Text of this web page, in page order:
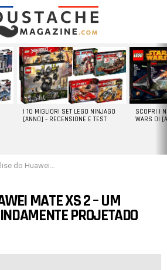
I 10 MIGLIORI SET LEGO NINJAGO
[ANNO] – RECENSIONE E TEST
SCOPRI I
WARS DI
Mate Xs 2 – um smartphone lindamente projetado
MATE XS 2 – UM
PROJETADO